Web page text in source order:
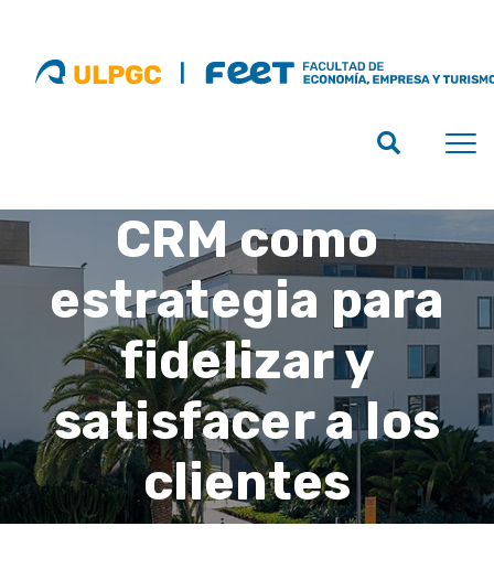
CRM como
estrategia para
fidelizar y
satisfacer a los
clientes